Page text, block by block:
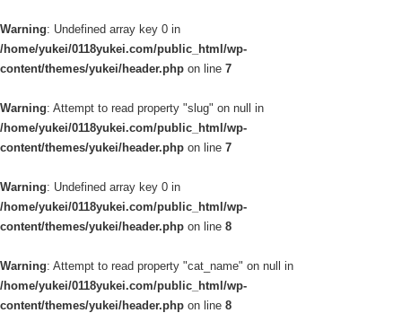
Warning: Undefined array key 0 in
/home/yukei/0118yukei.com/public_html/wp-
content/themes/yukei/header.php on line 7
Warning: Attempt to read property "slug" on null in
/home/yukei/0118yukei.com/public_html/wp-
content/themes/yukei/header.php on line 7
Warning: Undefined array key 0 in
/home/yukei/0118yukei.com/public_html/wp-
content/themes/yukei/header.php on line 8
Warning: Attempt to read property "cat_name" on null in
/home/yukei/0118yukei.com/public_html/wp-
content/themes/yukei/header.php on line 8